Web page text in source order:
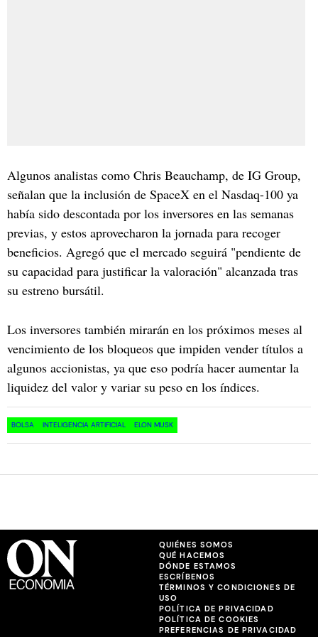
Algunos analistas como Chris Beauchamp, de IG Group,
señalan que la inclusión de SpaceX en el Nasdaq-100 ya
había sido descontada por los inversores en las semanas
previas, y estos aprovecharon la jornada para recoger
beneficios. Agregó que el mercado seguirá "pendiente de
su capacidad para justificar la valoración" alcanzada tras
su estreno bursátil.
Los inversores también mirarán en los próximos meses al
vencimiento de los bloqueos que impiden vender títulos a
algunos accionistas, ya que eso podría hacer aumentar la
liquidez del valor y variar su peso en los índices.
BOLSA INTELIGENCIA ARTIFICIAL ELON MUSK
QUIÉNES SOMOS
QUÉ HACEMOS
DÓNDE ESTAMOS
ESCRÍBENOS
TÉRMINOS Y CONDICIONES DE
USO
POLÍTICA DE PRIVACIDAD
POLÍTICA DE COOKIES
PREFERENCIAS DE PRIVACIDAD